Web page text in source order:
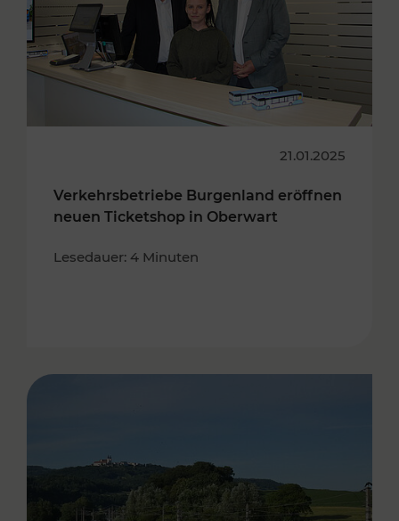
21.01.2025
Verkehrsbetriebe Burgenland eröffnen
neuen Ticketshop in Oberwart
Lesedauer: 4 Minuten